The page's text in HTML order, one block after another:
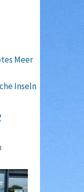
Meer
Inseln